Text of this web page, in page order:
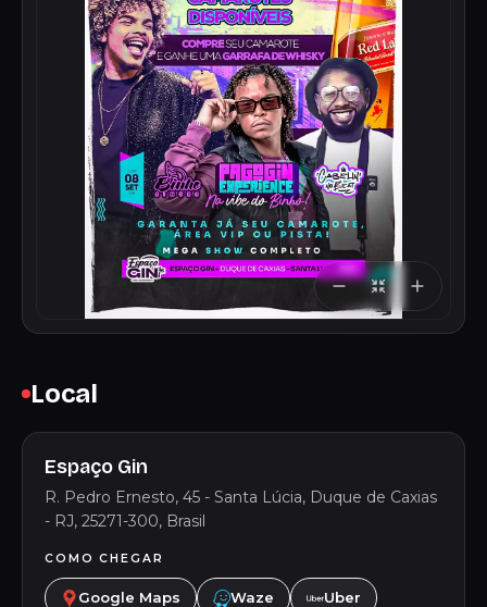
Local
Espaço Gin
R. Pedro Ernesto, 45 - Santa Lúcia, Duque de Caxias
- RJ, 25271-300, Brasil
COMO CHEGAR
Google Maps Waze Uber